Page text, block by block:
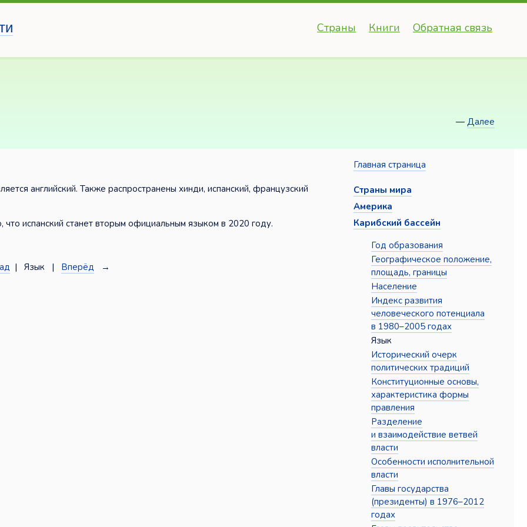
Страны Книги Обратная связь
— Далее
английский. Также распространены хинди, испанский, французский
испанский станет вторым официальным языком в 2020 году.
| Язык | Вперёд →
Главная страница
Страны мира
Америка
Карибский бассейн
Год образования
Географическое положение,
площадь, границы
Население
Индекс развития
человеческого потенциала
в 1980–2005 годах
Язык
Исторический очерк
политических традиций
Конституционные основы,
характеристика формы
правления
Разделение
и взаимодействие ветвей
власти
Особенности исполнительной
власти
Главы государства
(президенты) в 1976–2012
годах